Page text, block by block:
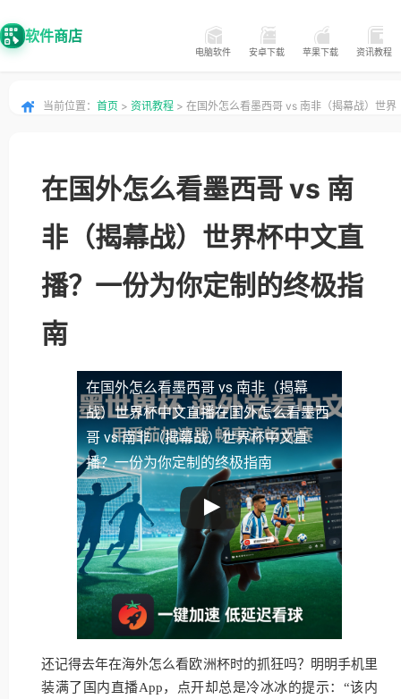
软件商店
电脑软件 安卓下载 苹果下载 资讯教程
当前位置： 首页 > 资讯教程 > 在国外怎么看墨西哥 vs 南非（揭幕战）世界
在国外怎么看墨西哥 vs 南
非（揭幕战）世界杯中文直
播？一份为你定制的终极指
南
在国外怎么看墨西哥 vs 南非（揭幕
战）世界杯中文直播在国外怎么看墨西
哥 vs 南非（揭幕战）世界杯中文直
播？一份为你定制的终极指南
还记得去年在海外怎么看欧洲杯时的抓狂吗？明明手机里
装满了国内直播App，点开却总是冷冰冰的提示：“该内